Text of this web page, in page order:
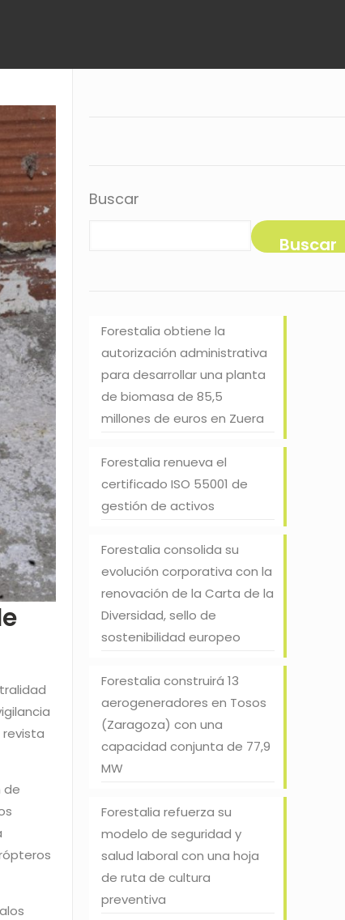
revista
de
Buscar
Buscar
Forestalia obtiene la
autorización administrativa
para desarrollar una planta
de biomasa de 85,5
millones de euros en Zuera
Forestalia renueva el
certificado ISO 55001 de
gestión de activos
Forestalia consolida su
evolución corporativa con la
renovación de la Carta de la
Diversidad, sello de
sostenibilidad europeo
Forestalia construirá 13
aerogeneradores en Tosos
(Zaragoza) con una
capacidad conjunta de 77,9
MW
Forestalia refuerza su
modelo de seguridad y
salud laboral con una hoja
de ruta de cultura
preventiva